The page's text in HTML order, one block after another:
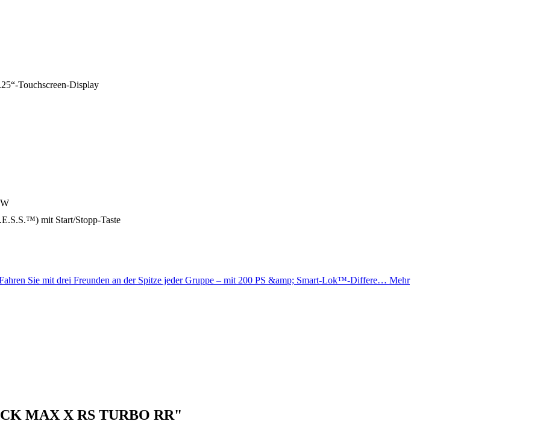
Touchscreen-Display
mit Start/Stopp-Taste
Sie mit drei Freunden an der Spitze jeder Gruppe – mit 200 PS &amp; Smart-Lok™-Differe… Mehr
MAX X RS TURBO RR"